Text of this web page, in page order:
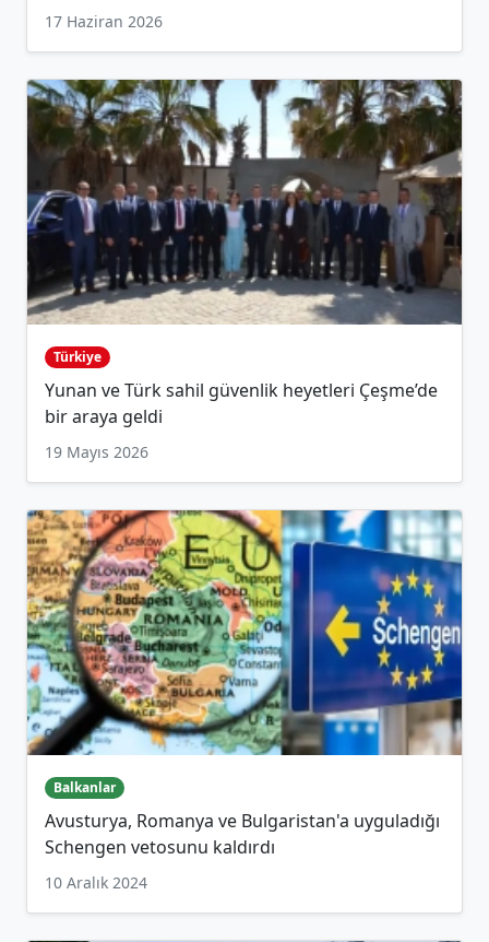
17 Haziran 2026
Türkiye
Yunan ve Türk sahil güvenlik heyetleri Çeşme’de
bir araya geldi
19 Mayıs 2026
Balkanlar
Avusturya, Romanya ve Bulgaristan'a uyguladığı
Schengen vetosunu kaldırdı
10 Aralık 2024